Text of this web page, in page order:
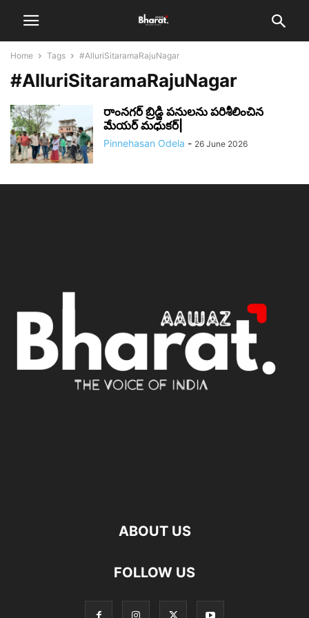
Home Tags #AlluriSitaramaRajuNagar
#AlluriSitaramaRajuNagar
రాంనగర్ బ్రిడ్జి పనులను పరిశీలించిన
మేయర్ మధుకర్|
Pinnehasan Odela - 26 June 2026
ABOUT US
FOLLOW US